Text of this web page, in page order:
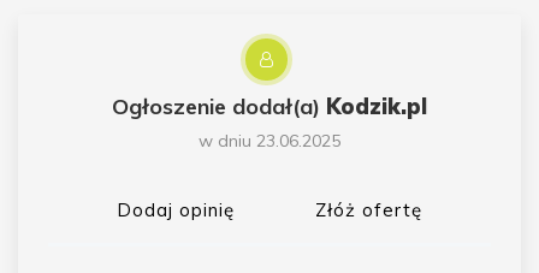
Ogłoszenie dodał(a) Kodzik.pl
w dniu 23.06.2025
Dodaj opinię Złóż ofertę